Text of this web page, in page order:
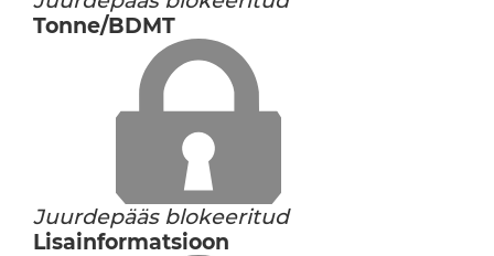
Tonne/BDMT
Juurdepääs blokeeritud
Lisainformatsioon